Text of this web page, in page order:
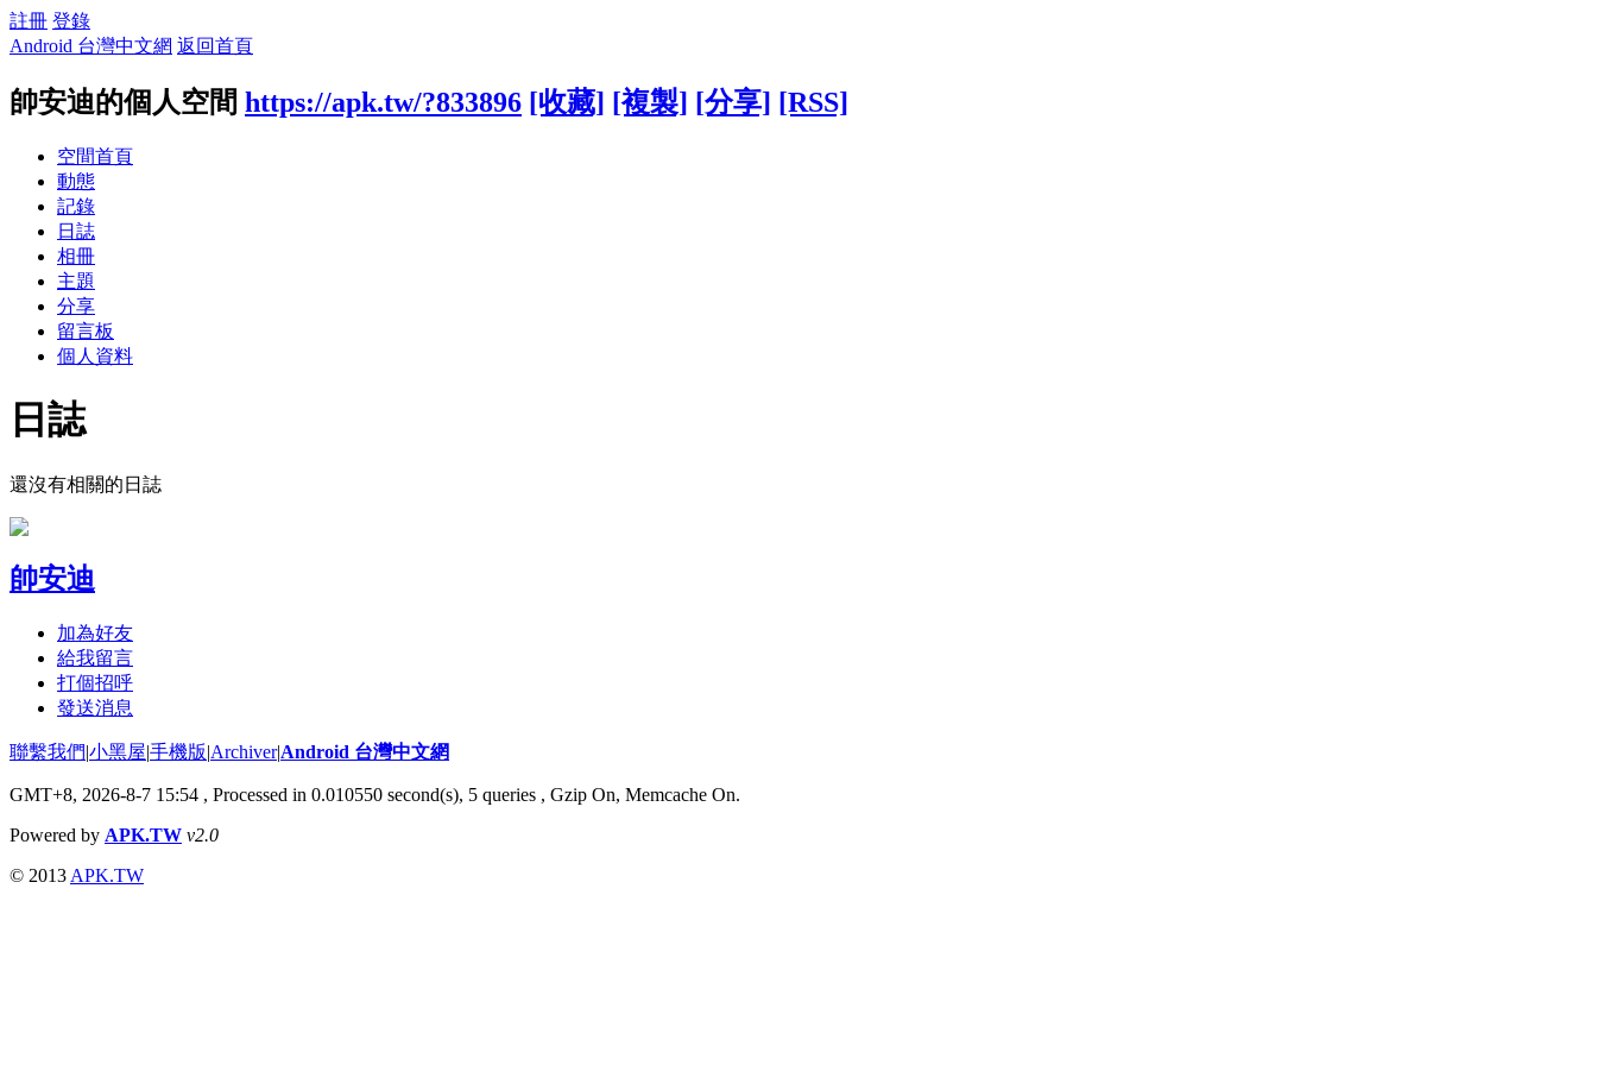
註冊 登錄
Android 台灣中文網 返回首頁
帥安迪的個人空間 https://apk.tw/?833896 [收藏] [複製] [分享] [RSS]
空間首頁
動態
記錄
日誌
相冊
主題
分享
留言板
個人資料
日誌
還沒有相關的日誌
帥安迪
加為好友
給我留言
打個招呼
發送消息
聯繫我們|小黑屋|手機版|Archiver|Android 台灣中文網
GMT+8, 2026-8-7 15:54 , Processed in 0.010550 second(s), 5 queries , Gzip On, Memcache On.
Powered by APK.TW v2.0
© 2013 APK.TW